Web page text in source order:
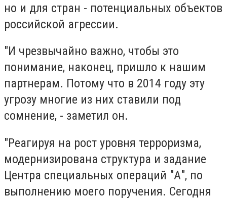
но и для стран - потенциальных объектов
российской агрессии.
"И чрезвычайно важно, чтобы это
понимание, наконец, пришло к нашим
партнерам. Потому что в 2014 году эту
угрозу многие из них ставили под
сомнение, - заметил он.
"Реагируя на рост уровня терроризма,
модернизирована структура и задание
Центра специальных операций "А", по
выполнению моего поручения. Сегодня